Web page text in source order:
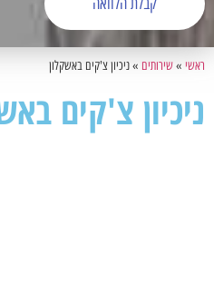
ראשי »שירותים »ניכיון צ'קים באשקלון
ניכיון צ'קים